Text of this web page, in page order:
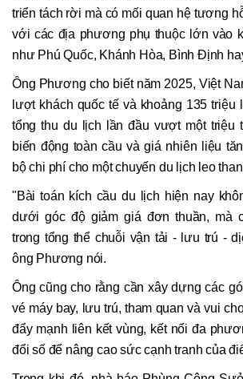
triển tách rời mà có mối quan hệ tương
với các địa phương phụ thuộc lớn vào
như Phú Quốc, Khánh Hòa, Bình Định
Ông Phương cho biết năm 2025, Việt
lượt khách quốc tế và khoảng 135 triệu
tổng thu du lịch lần đầu vượt một triệu
biến động toàn cầu và giá nhiên liệu
bộ chi phí cho một chuyến du lịch leo
"Bài toán kích cầu du lịch hiện nay
dưới góc độ giảm giá đơn thuần, mà
trong tổng thể chuỗi vận tải - lưu trú -
ông Phương nói.
Ông cũng cho rằng cần xây dựng các
vé máy bay, lưu trú, tham quan và vui
đẩy mạnh liên kết vùng, kết nối đa
đổi số để nâng cao sức cạnh tranh của